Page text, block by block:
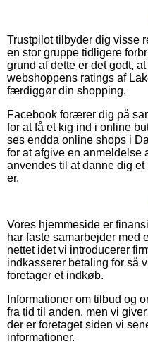
Trustpilot tilbyder dig visse
en stor gruppe tidligere
grund af dette er det godt,
webshoppens ratings af
færdiggør din shopping.
Facebook forærer dig på
for at få et kig ind i online
ses endda online shops i
for at afgive en anmeldelse
anvendes til at danne dig
er.
Vores hjemmeside er
har faste samarbejder med
nettet idet vi introducerer
indkasserer betaling for så
foretager et indkøb.
Informationer om tilbud og
fra tid til anden, men vi
der er foretaget siden vi
informationer.